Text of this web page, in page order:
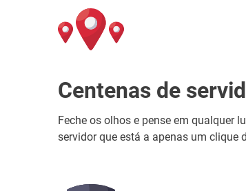
Centenas de
Feche os olhos e pense em qualquer
servidor que está a apenas um clique